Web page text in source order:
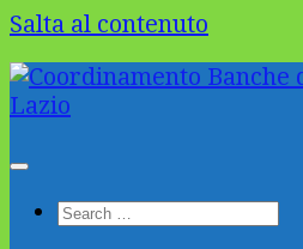
Salta al contenuto